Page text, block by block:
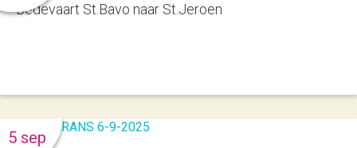
Bedevaart St.Bavo naar St.Jeroen
5 sep